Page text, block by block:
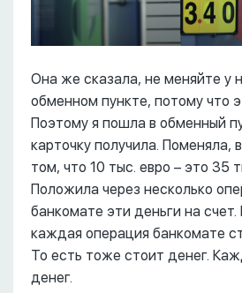
Она же сказала, не меняйте у
обменном пункте, потому что
Поэтому я пошла в обменный
карточку получила. Поменяла,
том, что 10 тыс. евро – это 35
Положила через несколько
банкомате эти деньги на
каждая операция банкомате
То есть тоже стоит денег.
денег.